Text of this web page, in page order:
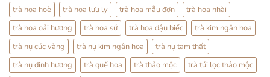
trà hoa hoè
trà hoa lưu ly trà hoa mẫu đơn
trà hoa nhài
trà hoa oải hương
trà hoa sứ trà hoa đậu biếc
trà kim ngân hoa
trà nụ cúc vàng
trà nụ kim ngân hoa
trà nụ tam thất
trà nụ đinh hương
trà quế hoa trà thảo mộc
trà túi lọc thảo mộc